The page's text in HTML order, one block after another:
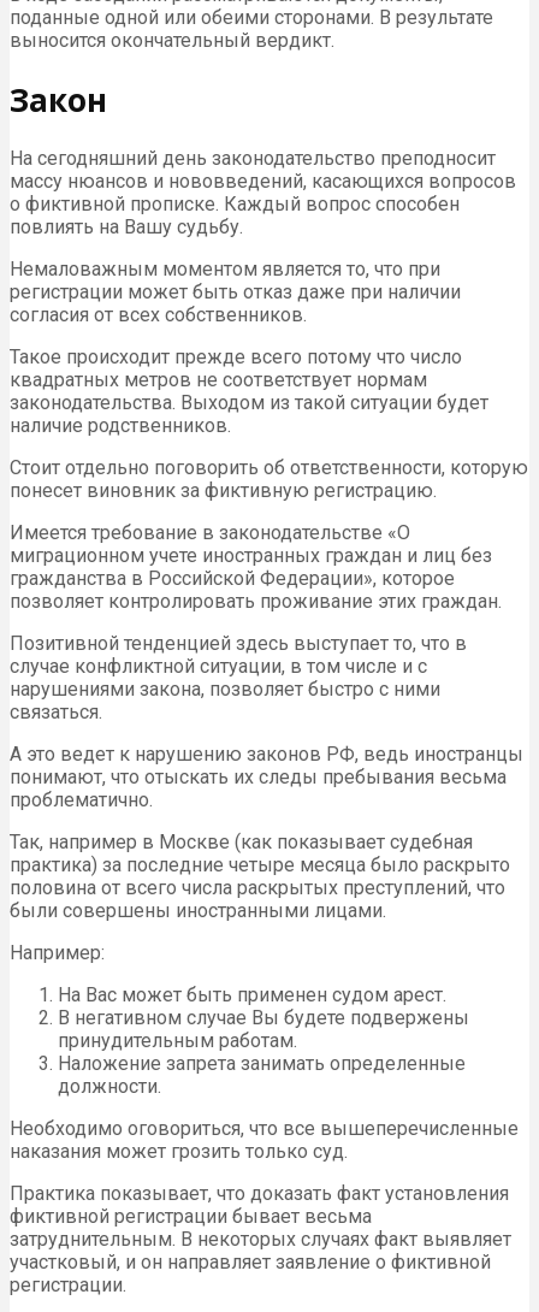
поданные одной или обеими сторонами. В результате
выносится окончательный вердикт.
Закон
На сегодняшний день законодательство преподносит
массу нюансов и нововведений, касающихся вопросов
о фиктивной прописке. Каждый вопрос способен
повлиять на Вашу судьбу.
Немаловажным моментом является то, что при
регистрации может быть отказ даже при наличии
согласия от всех собственников.
Такое происходит прежде всего потому что число
квадратных метров не соответствует нормам
законодательства. Выходом из такой ситуации будет
наличие родственников.
Стоит отдельно поговорить об ответственности, которую
понесет виновник за фиктивную регистрацию.
Имеется требование в законодательстве «О
миграционном учете иностранных граждан и лиц без
гражданства в Российской Федерации», которое
позволяет контролировать проживание этих граждан.
Позитивной тенденцией здесь выступает то, что в
случае конфликтной ситуации, в том числе и с
нарушениями закона, позволяет быстро с ними
связаться.
А это ведет к нарушению законов РФ, ведь иностранцы
понимают, что отыскать их следы пребывания весьма
проблематично.
Так, например в Москве (как показывает судебная
практика) за последние четыре месяца было раскрыто
половина от всего числа раскрытых преступлений, что
были совершены иностранными лицами.
Например:
На Вас может быть применен судом арест.
В негативном случае Вы будете подвержены
принудительным работам.
Наложение запрета занимать определенные
должности.
Необходимо оговориться, что все вышеперечисленные
наказания может грозить только суд.
Практика показывает, что доказать факт установления
фиктивной регистрации бывает весьма
затруднительным. В некоторых случаях факт выявляет
участковый, и он направляет заявление о фиктивной
регистрации.